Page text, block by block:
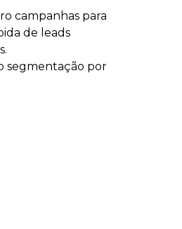
campanhas para
de leads
segmentação por